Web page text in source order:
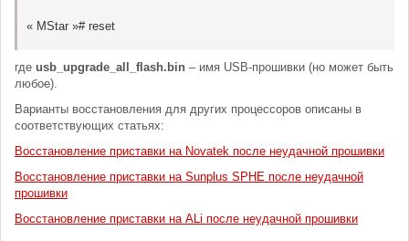
« MStar »# reset
где usb_upgrade_all_flash.bin – имя USB-прошивки (но может быть
любое).
Варианты восстановления для других процессоров описаны в
соответствующих статьях:
Восстановление приставки на Novatek после неудачной прошивки
Восстановление приставки на Sunplus SPHE после неудачной
прошивки
Восстановление приставки на ALi после неудачной прошивки